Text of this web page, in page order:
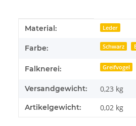
Produkteigenschaft
Wert
Material: Leder
Farbe: Schwarz
Falknerei: Greifvogel
Versandgewicht: 0,23 kg
Artikelgewicht: 0,02 kg